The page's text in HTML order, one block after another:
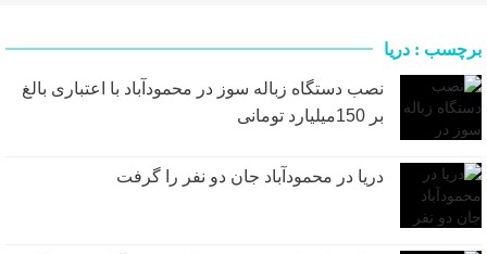
برچسب : دریا
نصب دستگاه زباله سوز در محمودآباد با اعتباری بالغ
بر 150میلیارد تومانی
دریا در محمودآباد جان دو نفر را گرفت